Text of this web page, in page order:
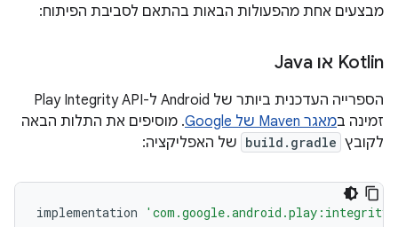
מבצעים אחת מהפעולות הבאות בהתאם לסביבת הפיתוח:
Kotlin או Java
הספרייה העדכנית ביותר של Android ל-Play Integrity API
זמינה במאגר Maven של Google
. מוסיפים את התלות הבאה
לקובץ build.gradle של האפליקציה:
implementation